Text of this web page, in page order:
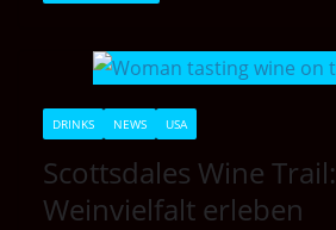
DRINKS NEWS USA
Scottsdales Wine
Weinvielfalt erleben